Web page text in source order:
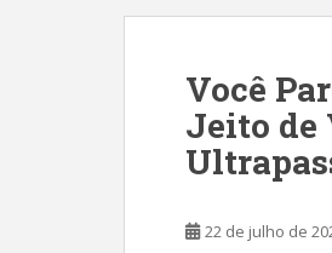
Você
Jeito de
22 de julho de